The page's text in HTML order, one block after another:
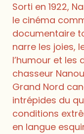
Sorti en 1922,
le cinéma
documentaire
narre les joies,
l’humour et les
chasseur
Grand Nord
intrépides du
conditions
en langue